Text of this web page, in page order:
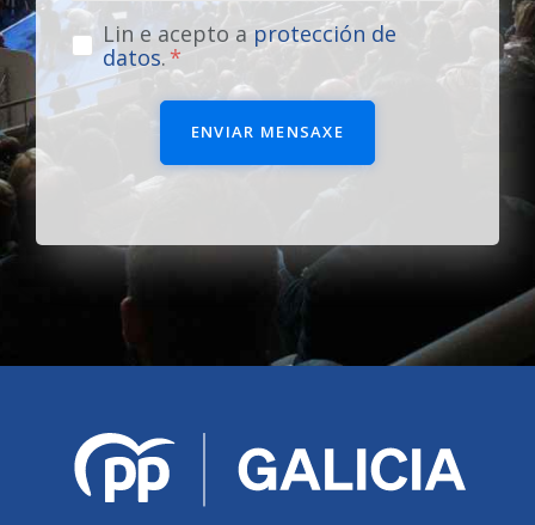
Lin e acepto a protección de
datos.
ENVIAR MENSAXE